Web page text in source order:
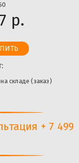
р.
складе (заказ)
+ 7 499